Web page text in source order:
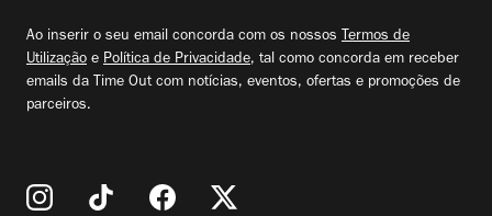
Ao inserir o seu email concorda com os nossos Termos de
Utilização e Política de Privacidade, tal como concorda em receber
emails da Time Out com notícias, eventos, ofertas e promoções de
parceiros.